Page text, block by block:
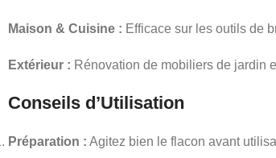
Maison & Cuisine : Efficace sur les outils de
Extérieur : Rénovation de mobiliers de jardin
Conseils d’Utilisation
Préparation : Agitez bien le flacon avant